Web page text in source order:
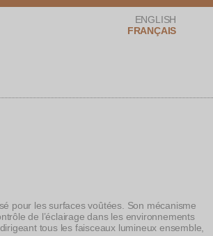
ENGLISH
FRANÇAIS
pour les surfaces voûtées. Son mécanisme
de l’éclairage dans les environnements
tous les faisceaux lumineux ensemble,